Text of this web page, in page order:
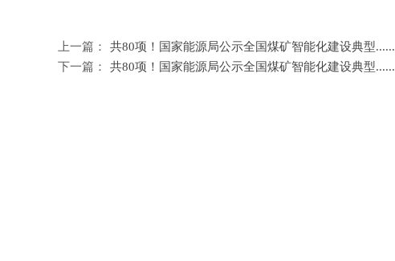
上一篇：
共80项！国家能源局公示全国煤矿智能化建设典型......
下一篇：
共80项！国家能源局公示全国煤矿智能化建设典型......